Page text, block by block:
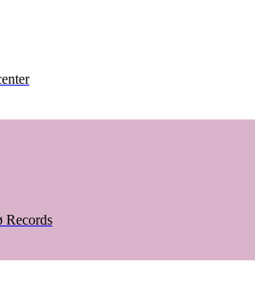
Records